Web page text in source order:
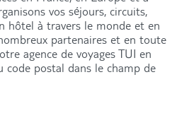
vos séjours, circuits,
hôtel à travers le monde et en
partenaires et en toute
agence de voyages TUI en
code postal dans le champ de